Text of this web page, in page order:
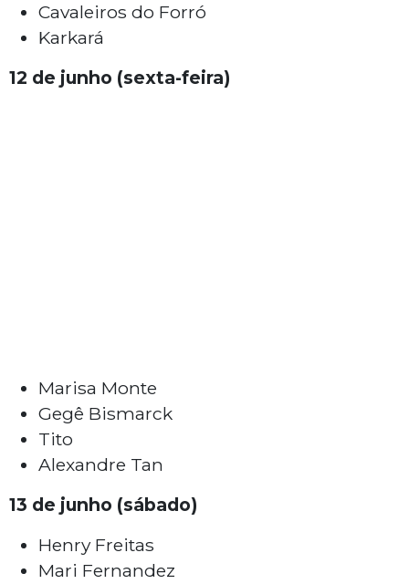
Cavaleiros do Forró
Karkará
12 de junho (sexta-feira)
Marisa Monte
Gegê Bismarck
Tito
Alexandre Tan
13 de junho (sábado)
Henry Freitas
Mari Fernandez